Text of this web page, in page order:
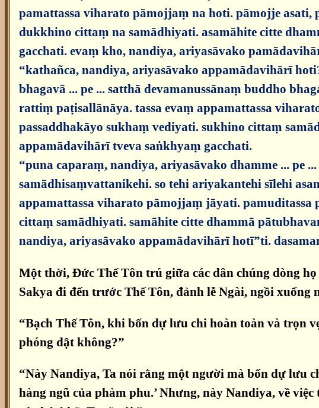
pamattassa viharato pāmojjaṃ na hoti. pāmojje
dukkhino cittaṃ na samādhiyati. asamāhite citte
gacchati. evaṃ kho, nandiya, ariyasāvako
“kathañca, nandiya, ariyasāvako appamādavihārī
bhagavā ... pe ... satthā devamanussānaṃ buddho
rattiṃ paṭisallānāya. tassa evaṃ appamattassa
passaddhakāyo sukhaṃ vediyati. sukhino cittaṃ
appamādavihārī tveva saṅkhyaṃ gacchati.
“puna caparaṃ, nandiya, ariyasāvako dhamme ... pe
samādhisaṃvattanikehi. so tehi ariyakantehi sīlehi
appamattassa viharato pāmojjaṃ jāyati.
cittaṃ samādhiyati. samāhite citte dhammā
nandiya, ariyasāvako appamādavihārī hotī”ti.
Một thời, Đức Thế Tôn trú giữa các dân chúng dòng
Sakya đi đến trước Thế Tôn, đảnh lễ Ngài, ngồi xuống
“Bạch Thế Tôn, khi bốn dự lưu chi hoàn toàn và trọn
phóng dật không?”
“Này Nandiya, Ta nói rằng một người mà bốn dự lưu
hàng ngũ của phàm phu.’ Nhưng, này Nandiya, về